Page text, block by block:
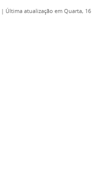
| Última atualização em Quarta, 16